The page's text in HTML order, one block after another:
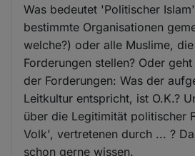
Was bedeutet 'Politischer
bestimmte Organisationen
welche?) oder alle Muslime,
Forderungen stellen? Oder
der Forderungen: Was der
Leitkultur entspricht, ist O.K.?
über die Legitimität politischer
Volk', vertretenen durch ... ?
schon gerne wissen.